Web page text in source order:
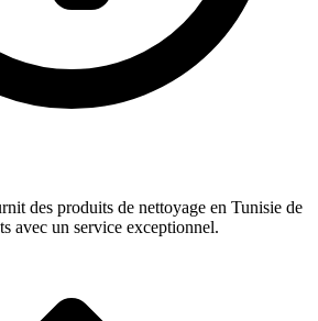
des produits de nettoyage en Tunisie de
avec un service exceptionnel.